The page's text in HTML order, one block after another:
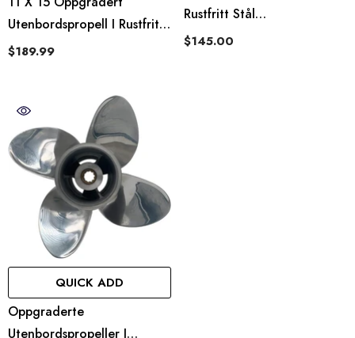
Utenbordspropell I Rustfritt
Stål For Mercury-Motorer
$189.99
Rustfritt Stål
Utenbordsmotor Propeller
$145.00
QUICK ADD
Oppgraderte
Utenbordspropeller I